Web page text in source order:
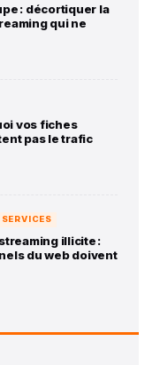
: décortiquer la
qui ne
vos fiches
pas le trafic
illicite :
du web doivent